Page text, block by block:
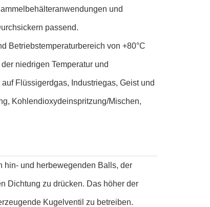
und
passend.
Betriebstemperaturbereich von +80°C
niedrigen Temperatur und
Flüssigerdgas, Industriegas, Geist und
Kohlendioxydeinspritzung/Mischen,
hin- und herbewegenden Balls, der
Dichtung zu drücken. Das höher der
Kugelventil zu betreiben.